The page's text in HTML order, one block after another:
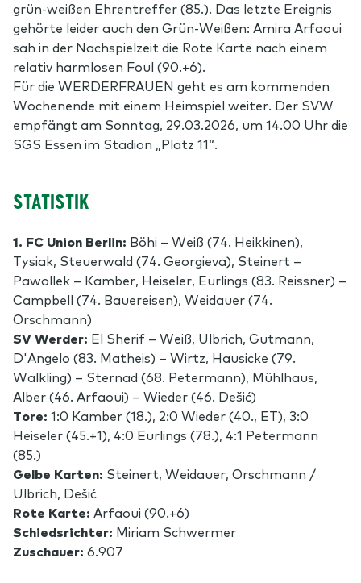
grün-weißen Ehrentreffer (85.). Das letzte Ereignis
gehörte leider auch den Grün-Weißen: Amira Arfaoui
sah in der Nachspielzeit die Rote Karte nach einem
relativ harmlosen Foul (90.+6).
Für die WERDERFRAUEN geht es am kommenden
Wochenende mit einem Heimspiel weiter. Der SVW
empfängt am Sonntag, 29.03.2026, um 14.00 Uhr die
SGS Essen im Stadion „Platz 11“.
STATISTIK
1. FC Union Berlin: Böhi – Weiß (74. Heikkinen),
Tysiak, Steuerwald (74. Georgieva), Steinert –
Pawollek – Kamber, Heiseler, Eurlings (83. Reissner) –
Campbell (74. Bauereisen), Weidauer (74.
Orschmann)
SV Werder: El Sherif – Weiß, Ulbrich, Gutmann,
D'Angelo (83. Matheis) – Wirtz, Hausicke (79.
Walkling) – Sternad (68. Petermann), Mühlhaus,
Alber (46. Arfaoui) – Wieder (46. Dešić)
Tore: 1:0 Kamber (18.), 2:0 Wieder (40., ET), 3:0
Heiseler (45.+1), 4:0 Eurlings (78.), 4:1 Petermann
(85.)
Gelbe Karten: Steinert, Weidauer, Orschmann /
Ulbrich, Dešić
Rote Karte: Arfaoui (90.+6)
Schiedsrichter: Miriam Schwermer
Zuschauer: 6.907